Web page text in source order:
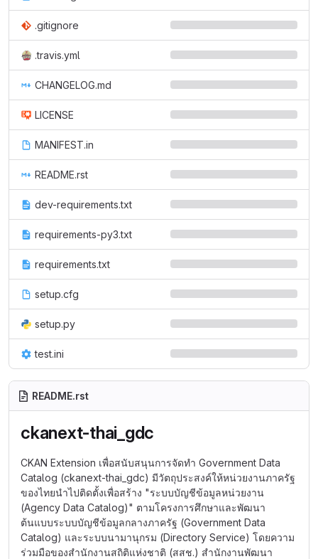
.gitignore
.travis.yml
CHANGELOG.md
LICENSE
MANIFEST.in
README.rst
dev-requirements.txt
requirements-py3.txt
requirements.txt
setup.cfg
setup.py
test.ini
README.rst
ckanext-thai_gdc
CKAN Extension เพื่อสนับสนุนการจัดทำ Government Data
Catalog (ckanext-thai_gdc) มีวัตถุประสงค์ให้หน่วยงานภาครัฐ
ของไทยนำไปติดตั้งเพื่อสร้าง "ระบบบัญชีข้อมูลหน่วยงาน
(Agency Data Catalog)" ตามโครงการศึกษาและพัฒนา
ต้นแบบระบบบัญชีข้อมูลกลางภาครัฐ (Government Data
Catalog) และระบบนามานุกรม (Directory Service) โดยความ
ร่วมมือของสำนักงานสถิติแห่งชาติ (สสช.) สำนักงานพัฒนา